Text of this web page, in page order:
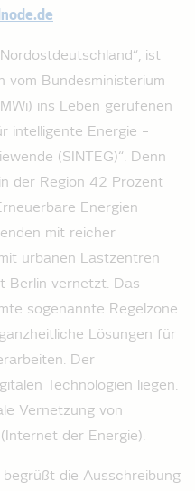
ist
vom Bundesministerium
ins Leben gerufenen
intelligente Energie –
(SINTEG)“. Denn
der Region 42 Prozent
Energien
mit reicher
urbanen Lastzentren
Berlin vernetzt. Das
sogenannte Regelzone
Lösungen für
Der
Technologien liegen.
Vernetzung von
der Energie).
die Ausschreibung